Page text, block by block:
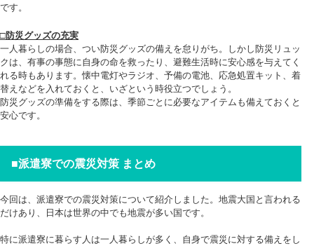
です。
□防災グッズの充実
一人暮らしの場合、つい防災グッズの備えを怠りがち。しかし防災リュッ
クは、有事の事態に自身の命を救ったり、避難生活時に安心感を与えてく
れる時もあります。懐中電灯やラジオ、予備の電池、応急処置キット、着
替えなどを入れておくと、いざという時役立つでしょう。
防災グッズの準備をする際は、季節ごとに必要なアイテムも備えておくと
安心です。
■派遣寮での震災対策 まとめ
今回は、派遣寮での震災対策について紹介しました。地震大国と言われる
だけあり、日本は世界の中でも地震が多い国です。
特に派遣寮に暮らす人は一人暮らしが多く、自身で震災に対する備えをし